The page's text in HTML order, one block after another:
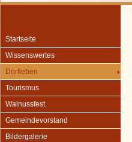
Startseite
Wissenswertes
Dorfleben
Tourismus
Walnussfest
Gemeindevorstand
Bildergalerie